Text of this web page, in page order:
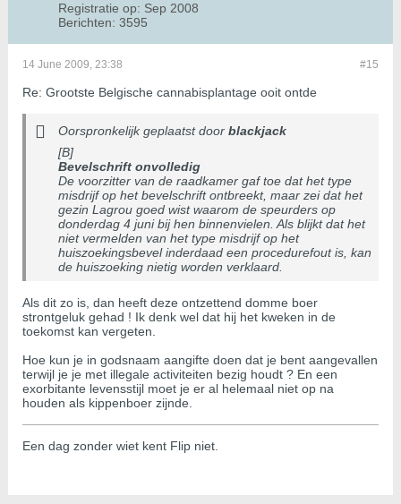
Registratie op: Sep 2008
Berichten: 3595
#15
14 June 2009, 23:38
Re: Grootste Belgische cannabisplantage ooit ontde
Oorspronkelijk geplaatst door blackjack
[B]
Bevelschrift onvolledig
De voorzitter van de raadkamer gaf toe dat het type
misdrijf op het bevelschrift ontbreekt, maar zei dat het
gezin Lagrou goed wist waarom de speurders op
donderdag 4 juni bij hen binnenvielen. Als blijkt dat het
niet vermelden van het type misdrijf op het
huiszoekingsbevel inderdaad een procedurefout is, kan
de huiszoeking nietig worden verklaard.
Als dit zo is, dan heeft deze ontzettend domme boer
strontgeluk gehad ! Ik denk wel dat hij het kweken in de
toekomst kan vergeten.
Hoe kun je in godsnaam aangifte doen dat je bent aangevallen
terwijl je je met illegale activiteiten bezig houdt ? En een
exorbitante levensstijl moet je er al helemaal niet op na
houden als kippenboer zijnde.
Een dag zonder wiet kent Flip niet.